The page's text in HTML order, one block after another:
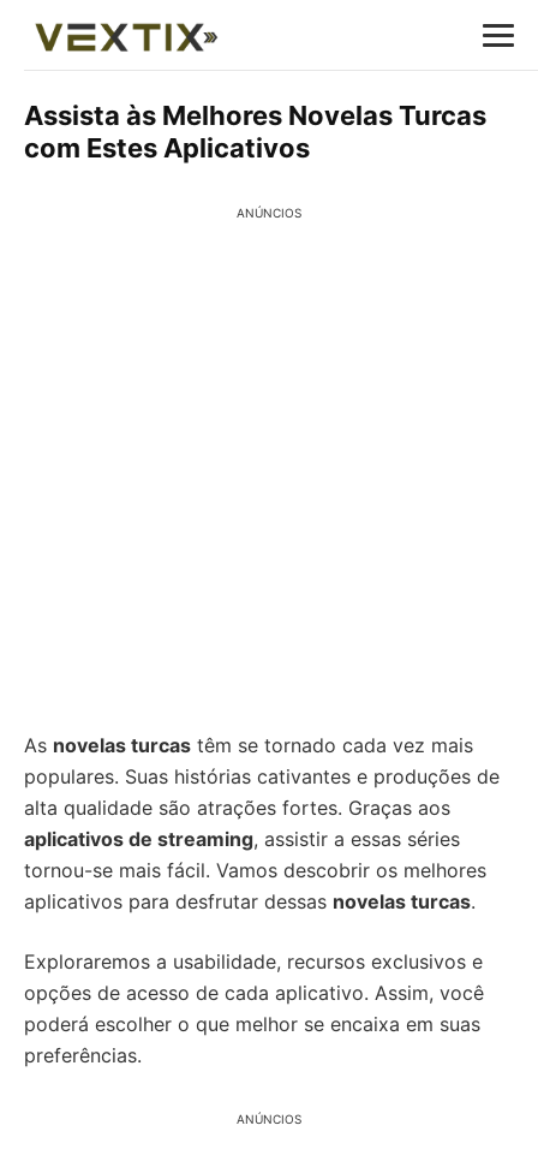
Assista às Melhores Novelas Turcas
com Estes Aplicativos
ANÚNCIOS
As novelas turcas têm se tornado cada vez mais
populares. Suas histórias cativantes e produções de
alta qualidade são atrações fortes. Graças aos
aplicativos de streaming, assistir a essas séries
tornou-se mais fácil. Vamos descobrir os melhores
aplicativos para desfrutar dessas novelas turcas.
Exploraremos a usabilidade, recursos exclusivos e
opções de acesso de cada aplicativo. Assim, você
poderá escolher o que melhor se encaixa em suas
preferências.
ANÚNCIOS